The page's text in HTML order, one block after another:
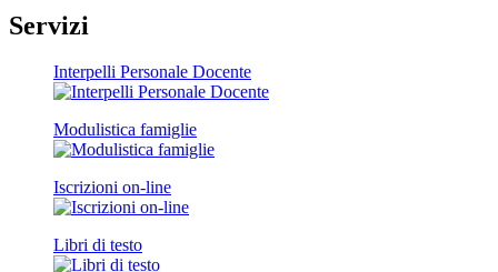
Servizi
Interpelli Personale Docente
Modulistica famiglie
Iscrizioni on-line
Libri di testo